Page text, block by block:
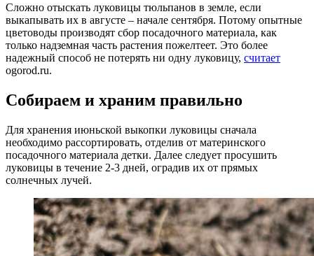
Сложно отыскать луковицы тюльпанов в земле, если
выкапывать их в августе – начале сентября. Потому опытные
цветоводы производят сбор посадочного материала, как
только надземная часть растения пожелтеет. Это более
надежный способ не потерять ни одну луковицу, считает
ogorod.ru.
Собираем и храним правильно
Для хранения июньской выкопки луковицы сначала
необходимо рассортировать, отделив от материнского
посадочного материала детки. Далее следует просушить
луковицы в течение 2-3 дней, оградив их от прямых
солнечных лучей.